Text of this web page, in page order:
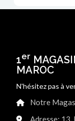
1er
MAROC
N'hésitez pas à
Notre
Adresse: 13,